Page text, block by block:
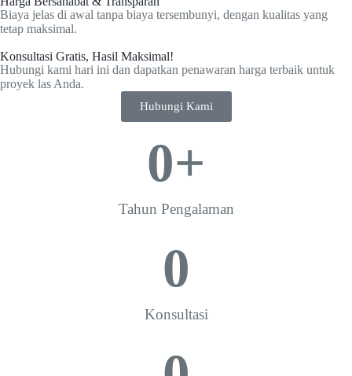
Biaya jelas di awal tanpa biaya tersembunyi, dengan kualitas yang
tetap maksimal.
Konsultasi Gratis, Hasil Maksimal!
Hubungi kami hari ini dan dapatkan penawaran harga terbaik untuk
proyek las Anda.
Hubungi Kami
Tahun Pengalaman
0+
Konsultasi
0